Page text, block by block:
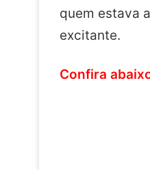
quem estava
excitante.
Confira